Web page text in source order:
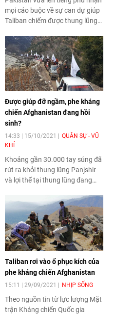
mọi cáo buộc về sự can dự giúp
Taliban chiếm được thung lũng
chiến.
Được giúp đỡ ngầm, phe kháng
chiến Afghanistan đang hồi
sinh?
14:33 | 15/10/2021
QUÂN SỰ - VŨ
KHÍ
Khoảng gần 30.000 tay súng đã
rút ra khỏi thung lũng Panjshir
và lợi thế tại thung lũng đang
trận Kháng chiến Quốc gia
Afghanistan (FANR).
Taliban rơi vào ổ phục kích của
phe kháng chiến Afghanistan
15:11 | 29/09/2021 NHỊP SỐNG
Theo nguồn tin từ lực lượng Mặt
trận Kháng chiến Quốc gia